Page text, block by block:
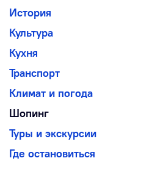
История
Культура
Кухня
Транспорт
Климат и погода
Шопинг
Туры и экскурсии
Где остановиться